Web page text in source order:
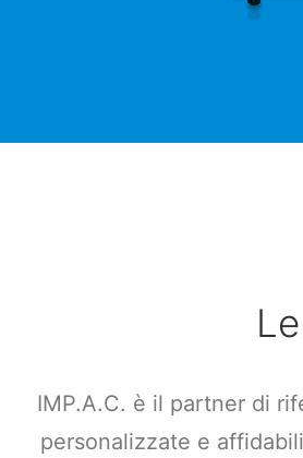
IMP.A.C. è il partner di
personalizzate e